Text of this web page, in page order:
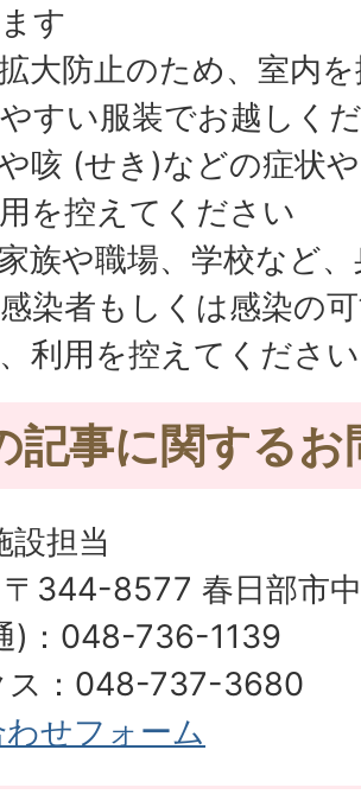
す
大防止のため、室内
すい服装でお越しく
咳 (せき)などの症状
を控えてください
族や職場、学校など
染者もしくは感染の
利用を控えてください
記事に関する
設担当
〒344-8577 春日部市
)：048-736-1139
ス：048-737-3680
せフォーム